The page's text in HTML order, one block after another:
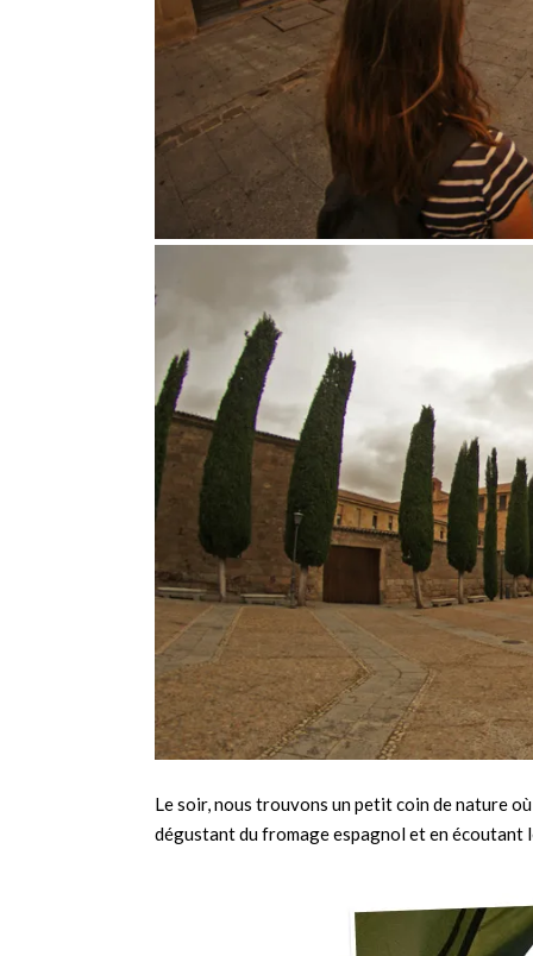
Le soir, nous trouvons un petit coin de nature
dégustant du fromage espagnol et en écoutant